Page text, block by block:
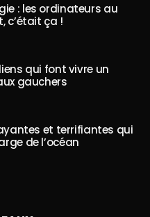
: les ordinateurs au
c’était ça !
qui font vivre un
gauchers
et terrifiantes qui
de l’océan